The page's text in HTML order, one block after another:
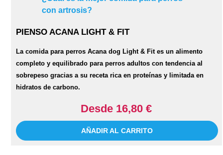
PIENSO ACANA LIGHT & FIT
La comida para perros Acana dog Light & Fit es un alimento
completo y equilibrado para perros adultos con tendencia al
sobrepeso gracias a su receta rica en proteínas y limitada en
hidratos de carbono.
Desde 16,80 €
AÑADIR AL CARRITO